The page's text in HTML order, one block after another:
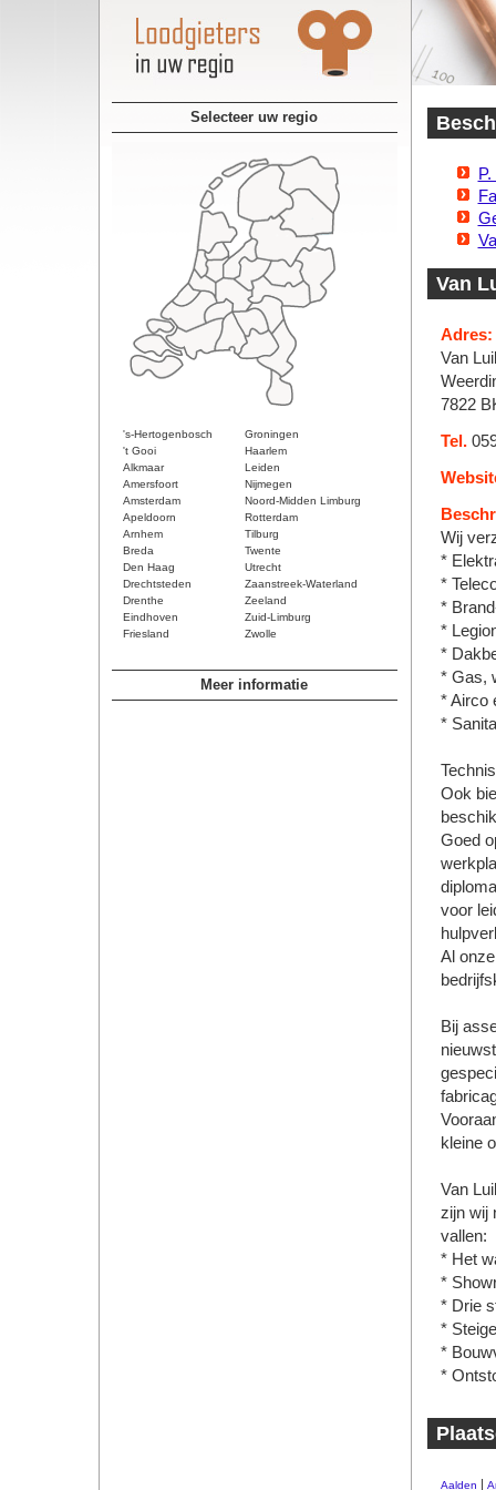
Selecteer uw regio
's-Hertogenbosch
Groningen
't Gooi
Haarlem
Alkmaar
Leiden
Amersfoort
Nijmegen
Amsterdam
Noord-Midden Limburg
Apeldoorn
Rotterdam
Arnhem
Tilburg
Breda
Twente
Den Haag
Utrecht
Drechtsteden
Zaanstreek-Waterland
Drenthe
Zeeland
Eindhoven
Zuid-Limburg
Friesland
Zwolle
Meer informatie
Van
Adres:
Van
7822
Tel.
Wij
*
*
*
*
*
* Gas,
* Airco
*
Ook
Goed
voor
Al
Bij
kleine
Van
zijn wij
vallen:
* Het
*
* Drie
*
*
*
Aalden